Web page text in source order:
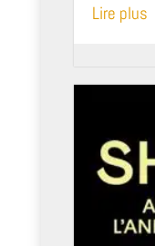
Lire plus